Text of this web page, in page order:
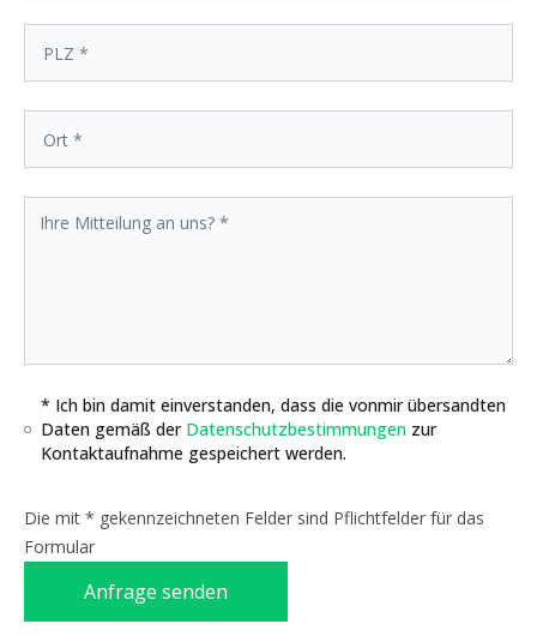
* Ich bin damit einverstanden, dass die vonmir übersandten
Daten gemäß der Datenschutzbestimmungen zur
Kontaktaufnahme gespeichert werden.
Die mit * gekennzeichneten Felder sind Pflichtfelder für das
Formular
Anfrage senden